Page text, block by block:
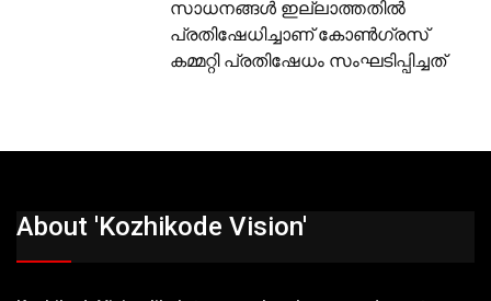
സാധനങ്ങള്‍ ഇല്ലാത്തതില്‍
പ്രതിഷേധിച്ചാണ് കോണ്‍ഗ്രസ്
കമ്മറ്റി പ്രതിഷേധം സംഘടിപ്പിച്ചത്
About 'Kozhikode Vision'